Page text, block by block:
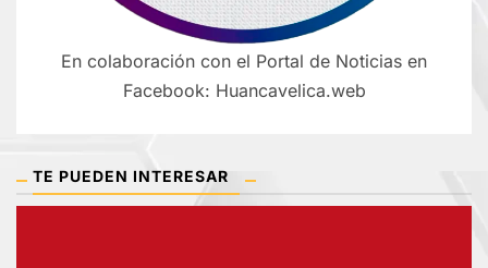
En colaboración con el Portal de Noticias en
Facebook: Huancavelica.web
TE PUEDEN INTERESAR